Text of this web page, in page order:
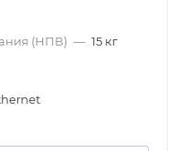
(НПВ) — 15 кг